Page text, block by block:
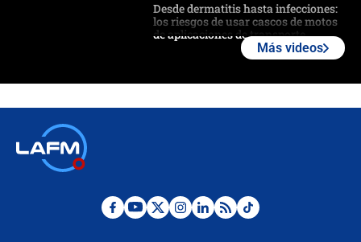
Desde dermatitis hasta infecciones:
los riesgos de usar cascos de motos
de aplicaciones de transporte
Posesión de Abelardo De La Espriella
Más videos